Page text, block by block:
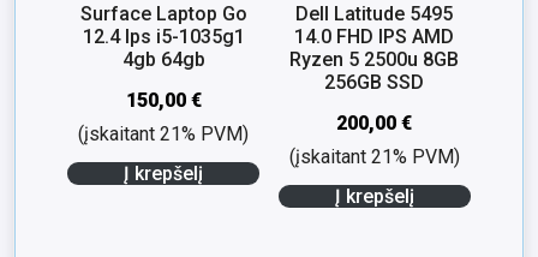
Surface Laptop Go
12.4 Ips i5-1035g1
4gb 64gb
150,00 €
(įskaitant 21% PVM)
Į krepšelį
Dell Latitude 5495
14.0 FHD IPS AMD
Ryzen 5 2500u 8GB
256GB SSD
200,00€
(įskaitant 21% PVM)
Į krepšelį